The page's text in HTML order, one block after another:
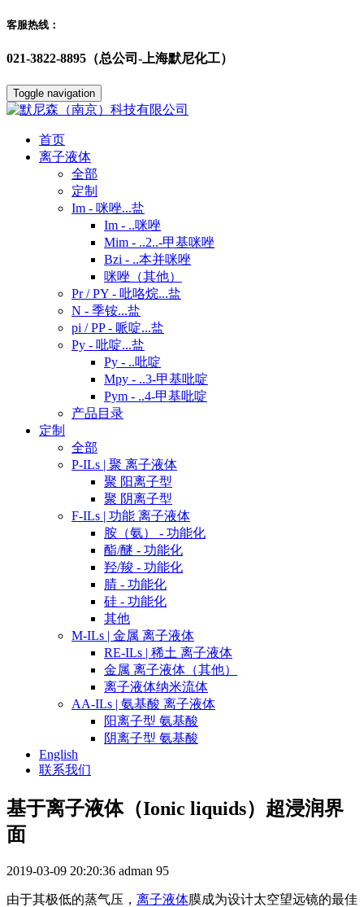
客服热线：
021-3822-8895（总公司-上海默尼化工）
Toggle navigation
首页
离子液体
全部
定制
Im - 咪唑...盐
Im - ..咪唑
Mim - ..2..-甲基咪唑
Bzi - ..本并咪唑
咪唑（其他）
Pr / PY - 吡咯烷...盐
N - 季铵...盐
pi / PP - 哌啶...盐
Py - 吡啶...盐
Py - ..吡啶
Mpy - ..3-甲基吡啶
Pym - ..4-甲基吡啶
产品目录
定制
全部
P-ILs | 聚 离子液体
聚 阳离子型
聚 阴离子型
F-ILs | 功能 离子液体
胺（氨） - 功能化
酯/醚 - 功能化
羟/羧 - 功能化
腈 - 功能化
硅 - 功能化
其他
M-ILs | 金属 离子液体
RE-ILs | 稀土 离子液体
金属 离子液体（其他）
离子液体纳米流体
AA-ILs | 氨基酸 离子液体
阳离子型 氨基酸
阴离子型 氨基酸
English
联系我们
基于离子液体（Ionic liquids）超浸润界
面
2019-03-09 20:20:36 adman 95
由于其极低的蒸气压， 离子液体膜成为设计太空望远镜的最佳